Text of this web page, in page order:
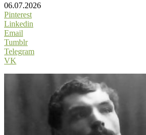
06.07.2026
Pinterest
Linkedin
Email
Tumblr
Telegram
VK